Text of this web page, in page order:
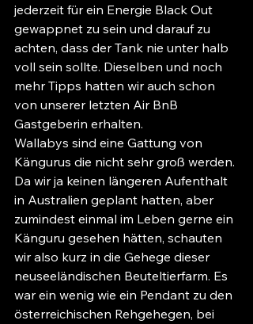
jederzeit für ein Energie Black Out
gewappnet zu sein und darauf zu
achten, dass der Tank nie unter halb
voll sein sollte. Dieselben und noch
mehr Tipps hatten wir auch schon
von unserer letzten Air BnB
Gastgeberin erhalten.
Wallabys sind eine Gattung von
Kängurus die nicht sehr groß werden.
Da wir ja keinen längeren Aufenthalt
in Australien geplant hatten, aber
zumindest einmal im Leben gerne ein
Känguru gesehen hätten, schauten
wir also kurz in die Gehege dieser
neuseeländischen Beuteltierfarm. Es
war ein wenig wie ein Pendant zu den
österreichischen Rehgehegen, bei